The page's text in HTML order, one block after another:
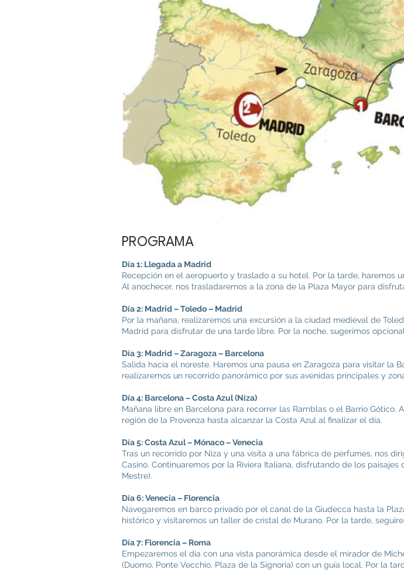
PROGRAMA
Día 1: Llegada a Madrid
Recepción en el aeropuerto y traslado a su hotel. Por la tarde,
Al anochecer, nos trasladaremos a la zona de la Plaza Mayor para
Día 2: Madrid – Toledo – Madrid
Por la mañana, realizaremos una excursión a la ciudad medieval de
Madrid para disfrutar de una tarde libre. Por la noche, sugerimos
Día 3: Madrid – Zaragoza – Barcelona
Salida hacia el noreste. Haremos una pausa en Zaragoza para visitar la
realizaremos un recorrido panorámico por sus avenidas principales y
Día 4: Barcelona – Costa Azul (Niza)
Mañana libre en Barcelona para recorrer las Ramblas o el Barrio
región de la Provenza hasta alcanzar la Costa Azul al finalizar el día.
Día 5: Costa Azul – Mónaco – Venecia
Tras un recorrido por Niza y una visita a una fábrica de perfumes, nos
Casino. Continuaremos por la Riviera Italiana, disfrutando de los
Mestre).
Día 6: Venecia – Florencia
Navegaremos en barco privado por el canal de la Giudecca hasta la
histórico y visitaremos un taller de cristal de Murano. Por la tarde,
Día 7: Florencia – Roma
Empezaremos el día con una vista panorámica desde el mirador de
(Duomo, Ponte Vecchio, Plaza de la Signoria) con un guía local. Por la